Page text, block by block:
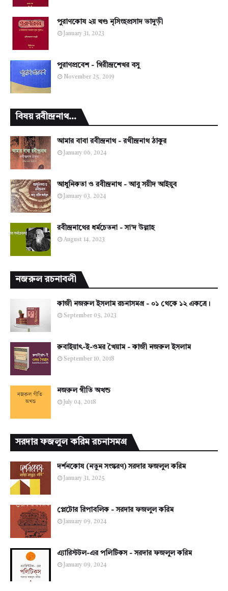
পুরাণকোষ ২য় খণ্ড নৃসিংহপ্রসাদ ভাদুড়ী
January 31, 2023
পুরাণপ্রবেশ - গিরীন্দ্রশেখর বসু
November 25, 2019
বিষয় রবীন্দ্রনাথ...
আমার বাবা রবীন্দ্রনাথ - রথীন্দ্রনাথ ঠাকুর
January 06, 2024
আধুনিকতা ও রবীন্দ্রনাথ - আবু সয়ীদ আইয়ুব
January 03, 2024
রবীন্দ্রনাথের ধর্মচেতনা - সা'দ উল্লাহ
August 14, 2023
নজরুল রচনাবলী
কাজী নজরুল ইসলাম রচনাসমগ্র - ০১ থেকে ১২ একত্রে।
September 05, 2023
রুবাইয়াৎ-ই-ওমর খৈয়াম - কাজী নজরুল ইসলাম
September 10, 2018
নজরুল গীতি অখন্ড
July 04, 2018
সরদার ফজলুল করিম রচনাসমগ্র
দর্শনকোষ (নতুন সংস্করণ) সরদার ফজলুল করিম
January 31, 2025
প্লেটোর রিপাবলিক - সরদার ফজলুল করিম
January 09, 2024
এ্যারিস্টটল-এর পলিটিকস - সরদার ফজলুল করিম
January 09, 2024